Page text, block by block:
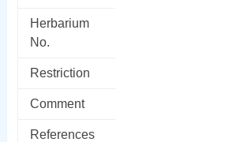
Herbarium
No.
Restriction
Comment
References